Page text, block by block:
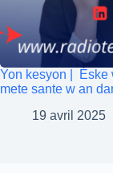
Yon kesyon | Èske
mete sante w an
19 avril 2025